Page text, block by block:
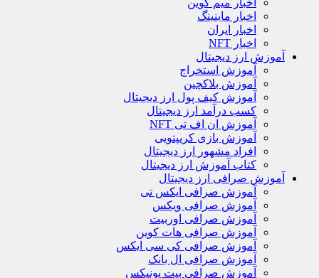
اخبار میم کوین
اخبار ماینینگ
اخبار ایران
اخبار NFT
آموزش ارز دیجیتال
آموزش استخراج
آموزش بلاکچین
آموزش کیف پول ارز دیجیتال
کسب درآمد ارز دیجیتال
آموزش ان اف تی NFT
آموزش بازی کریپتویی
افراد مشهور ارز دیجیتال
کتاب آموزش ارز دیجیتال
آموزش صرافی ارز دیجیتال
آموزش صرافی ایکس تی
آموزش صرافی ویکس
آموزش صرافی اوربیت
آموزش صرافی هات کوین
آموزش صرافی کی سی ایکس
آموزش صرافی ال بانک
آموزش صرافی بیت یونیکس